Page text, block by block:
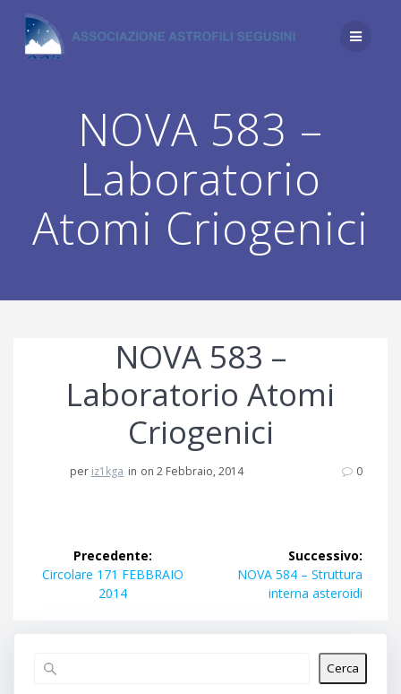
contenuto
NOVA 583 –
Laboratorio
Atomi Criogenici
NOVA 583 –
Laboratorio Atomi
Criogenici
per iz1kga in on 2 Febbraio, 2014 0
Navigazione
articoli
Precedente:
Articolo
precedente:
Circolare 171 FEBBRAIO
2014
Successivo:
Articolo
successivo:
NOVA 584 – Struttura
interna asteroidi
Cerca